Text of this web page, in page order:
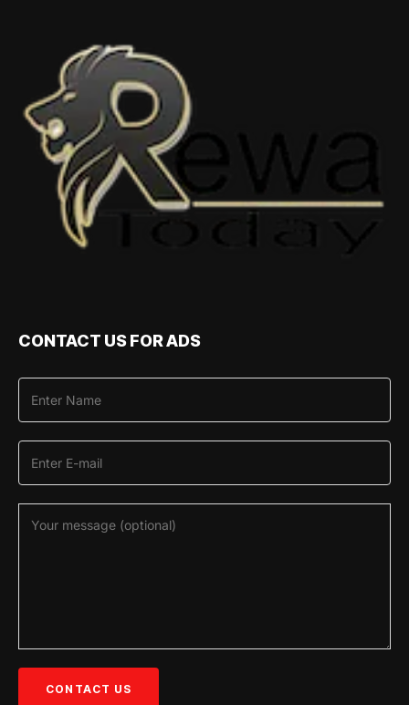
CONTACT US FOR ADS